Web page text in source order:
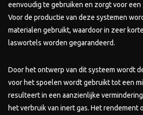
eenvoudig te gebruiken en zorgt voor
Voor de productie van deze systemen
materialen gebruikt, waardoor in zeer
laswortels worden gegarandeerd.
Door het ontwerp van dit systeem wordt
voor het spoelen wordt gebruikt tot een
resulteert in een aanzienlijke
het verbruik van inert gas. Het rendement